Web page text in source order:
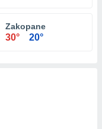
Zakopane
30° 20°